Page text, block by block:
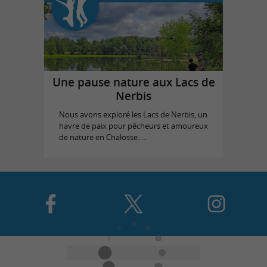
Une pause nature aux Lacs de
Nerbis
Nous avons exploré les Lacs de Nerbis, un
havre de paix pour pêcheurs et amoureux
de nature en Chalosse. ...